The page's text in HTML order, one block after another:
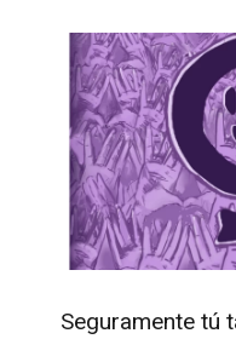
Seguramente tú